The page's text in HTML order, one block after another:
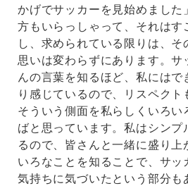
かげでサッカーを見始めました
方もいらっしゃって、それはす
し、求められている限りは、そ
思いは変わらずにあります。サ
んの言葉を知るほど、私にはで
り感じているので、リスペクト
そういう側面を私らしくいろい
ばと思っています。私はシンプ
るので、皆さんと一緒に盛り上
いろなことを知ることで、サッ
気持ちに気づいたという部分も